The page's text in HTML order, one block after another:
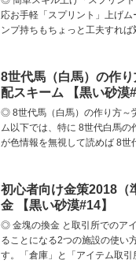
応お手軽「スプリント」上げ
ンプ持ちもちょっと工夫すれば
スキル上げ「スプリント」連
ャンプなし 連続ジャンプあり
スキル上げ「スプリント」実演
8世代馬（白馬）の作
配スキーム 【黒い砂漠
◎ 8世代馬（白馬）の作り方～
ム以下では、特に 8世代白馬の
が色情報を無視して読めば 8世
す。8世代白馬の産出には親馬
となる白4以上の馬ですが4世
とても難しく（世代に属する種
初心者向け金策2018（
金 【黒い砂漠#14】
◎ 金塊の換金 と取引所でのア
ることになる2つの施設の使い
す。「倉庫」と「アイテム取引
(adsbygoogle =